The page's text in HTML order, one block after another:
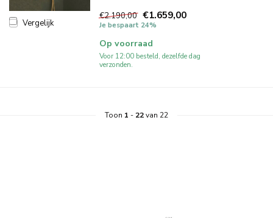
Vergelijk
€2.190,00 €1.659,00
Je bespaart 24%
Op voorraad
Voor 12:00 besteld, dezelfde dag
verzonden.
Toon 1 - 22van 22